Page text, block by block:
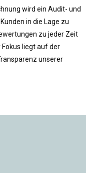
wird ein Audit- und
in die Lage zu
zu jeder Zeit
liegt auf der
unserer